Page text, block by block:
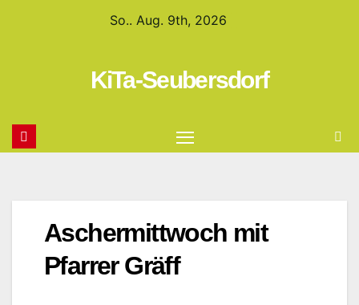
So.. Aug. 9th, 2026
KiTa-Seubersdorf
Aschermittwoch mit
Pfarrer Gräff